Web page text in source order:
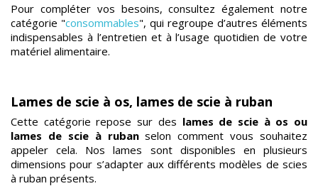
Pour compléter vos besoins, consultez également notre
catégorie "consommables", qui regroupe d’autres éléments
indispensables à l’entretien et à l’usage quotidien de votre
matériel alimentaire.
Lames de scie à os, lames de scie à ruban
Cette catégorie repose sur des lames de scie à os ou
lames de scie à rubanselon comment vous souhaitez
appeler cela. Nos lames sont disponibles en plusieurs
dimensions pour s’adapter aux différents modèles de scies
à ruban présents.